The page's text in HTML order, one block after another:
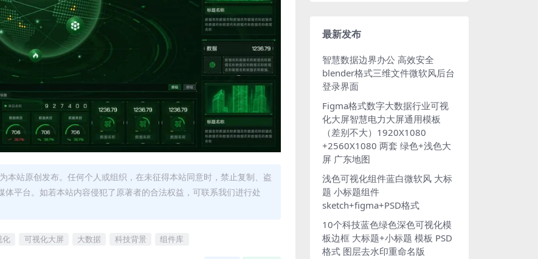
本站原创发布。任何个人或组织，在未征得本站同意时，禁止复制、盗
平台。如若本站内容侵犯了原著者的合法权益，可联系我们进行处
化 可视化大屏 大数据 科技背景 组件库
最新发布
智慧数据边界办公 高效安全
blender格式三维文件微软风后台
登录界面
Figma格式数字大数据行业可视
化大屏智慧电力大屏通用模板
（差别不大）1920X1080
+2560X1080 两套 绿色+浅色大
屏 广东地图
浅色可视化组件蓝白微软风 大标
题 小标题组件
sketch+figma+PSD格式
10个科技蓝色绿色深色可视化模
板边框 大标题+小标题 模板 PSD
格式 图层去水印重命名版